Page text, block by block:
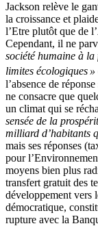
Jackson relève le
la croissance et
l’Etre plutôt que de
Cependant, il ne
société humaine à la
limites écologiques »
l’absence de
ne consacre que
un climat qui se
sensée de la
milliard d’habitants
mais ses réponses
pour
moyens bien plus
transfert gratuit des
développement vers
démocratique,
rupture avec la